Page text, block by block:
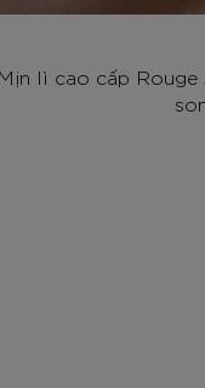
lì cao cấp Rouge